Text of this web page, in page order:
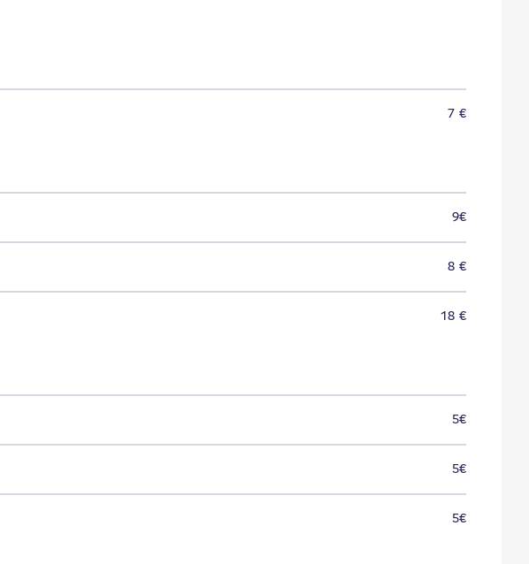
7 €
9€
8 €
18 €
5€
5€
5€